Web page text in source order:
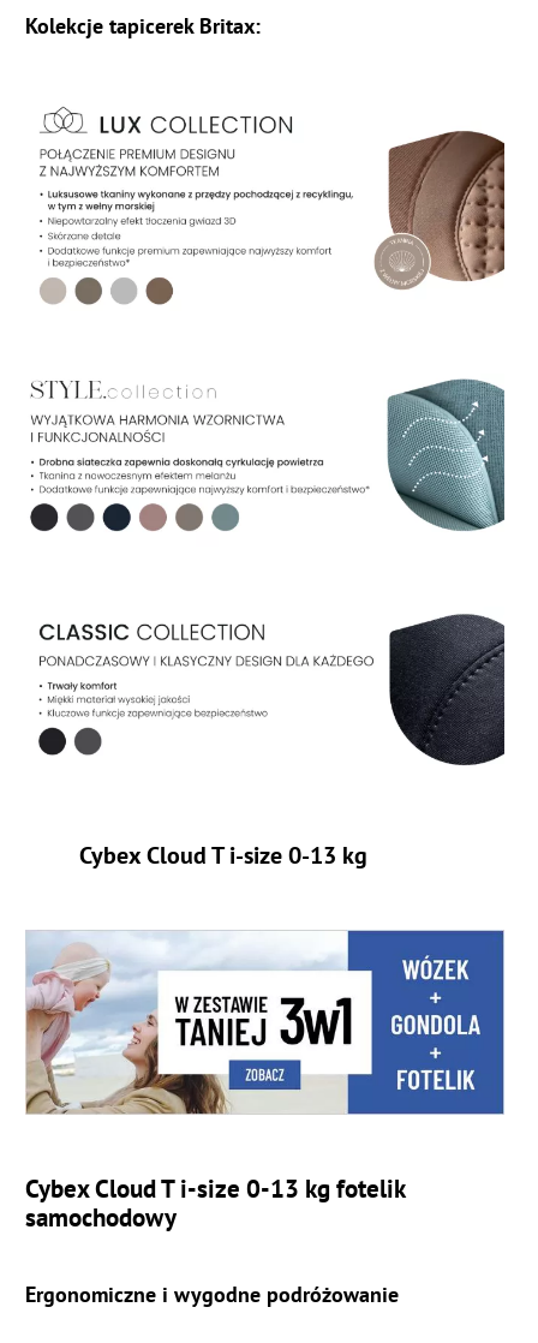
Kolekcje tapicerek Britax:
Cybex Cloud T i-size 0-13 kg
Cybex Cloud T i-size 0-13 kg fotelik
samochodowy
Ergonomiczne i wygodne podróżowanie